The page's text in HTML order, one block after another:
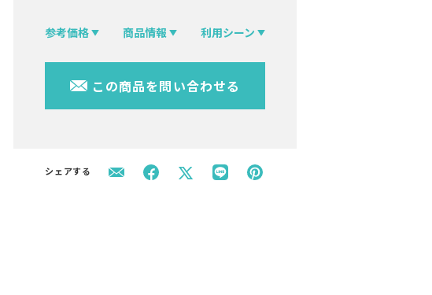
参考価格 商品情報 利用シーン
この商品を問い合わせる
シェアする